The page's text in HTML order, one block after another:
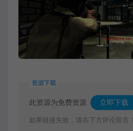
资源下载
此资源为免费资源 立即下载
如果链接失效，请在下方评论留言！